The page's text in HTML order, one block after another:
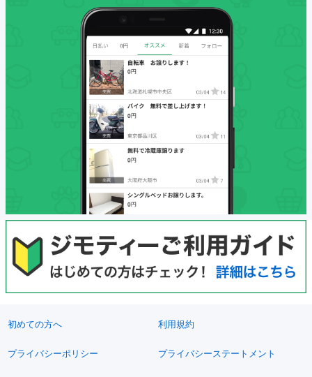
初めての方へ 利用規約
プライバシーポリシー プライバシーステートメント